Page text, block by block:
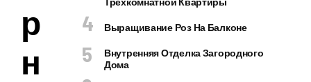
р
н
Выращивание Роз На Балконе
Внутренняя Отделка Загородного
Дома